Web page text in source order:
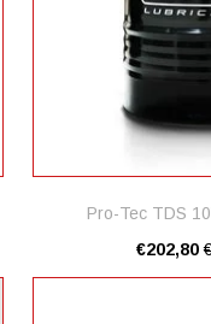
Pro-Tec TDS
€202,80